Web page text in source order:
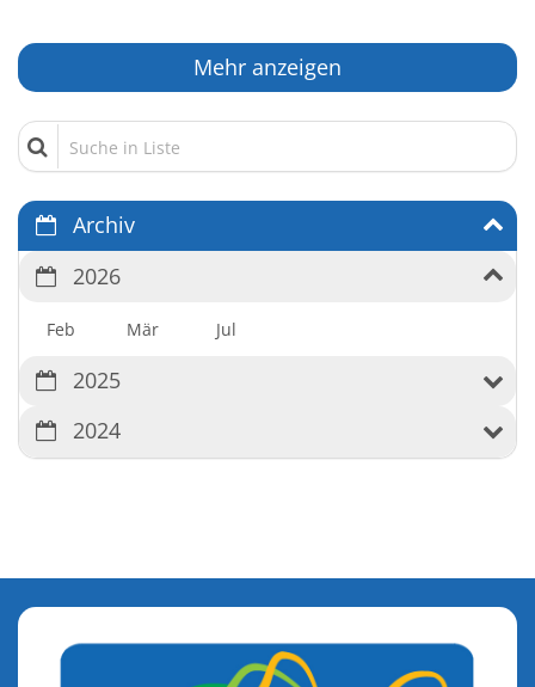
Mehr anzeigen
Suche in Liste
Archiv
2026
Feb Mär Jul
2025
2024